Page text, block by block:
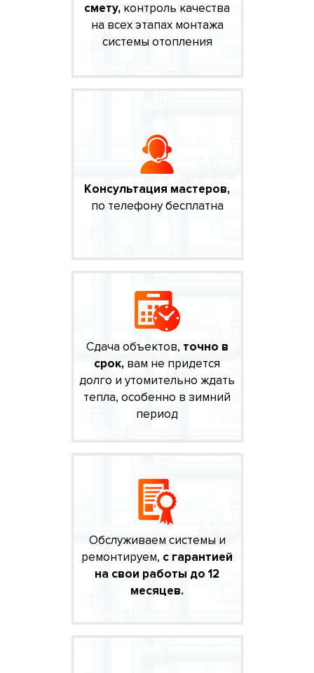
смету, контроль качества
на всех этапах монтажа
системы отопления
Консультация мастеров,
по телефону бесплатна
Сдача объектов, точно в
срок, вам не придется
долго и утомительно ждать
тепла, особенно в зимний
период
Обслуживаем системы и
ремонтируем, с гарантией
на свои работы до 12
месяцев.